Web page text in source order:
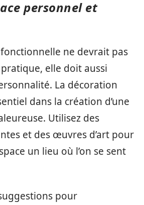
personnel et
ne devrait pas
elle doit aussi
La décoration
dans la création d’une
Utilisez des
et des œuvres d’art pour
un lieu où l’on se sent
pour